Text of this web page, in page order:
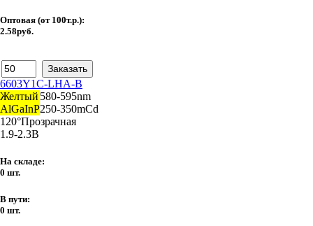
Оптовая (от 100т.р.):
2.58руб.
6603Y1C-LHA-B
Желтый
AlGaInP
580-595nm
250-350mCd
120°Прозрачная
1.9-2.3В
На складе:
0 шт.
В пути:
0 шт.